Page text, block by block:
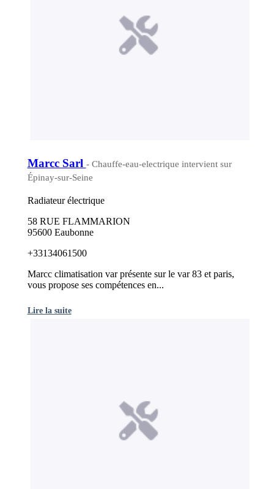
Marcc Sarl - Chauffe-eau-electrique intervient sur
Épinay-sur-Seine
Radiateur électrique
58 RUE FLAMMARION
95600 Eaubonne
+33134061500
Marcc climatisation var présente sur le var 83 et paris,
vous propose ses compétences en...
Lire la suite